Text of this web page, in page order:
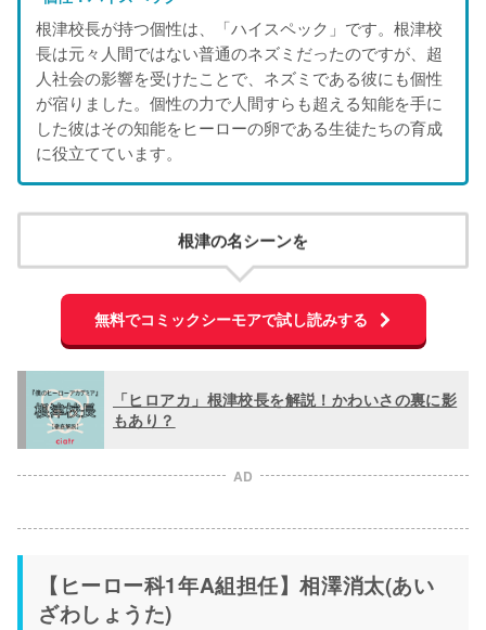
根津校長が持つ個性は、「ハイスペック」です。根津校
長は元々人間ではない普通のネズミだったのですが、超
人社会の影響を受けたことで、ネズミである彼にも個性
が宿りました。個性の力で人間すらも超える知能を手に
した彼はその知能をヒーローの卵である生徒たちの育成
に役立てています。
根津の名シーンを
無料でコミックシーモアで試し読みする
「ヒロアカ」根津校長を解説！かわいさの裏に影
もあり？
AD
【ヒーロー科1年A組担任】相澤消太(あい
ざわしょうた)